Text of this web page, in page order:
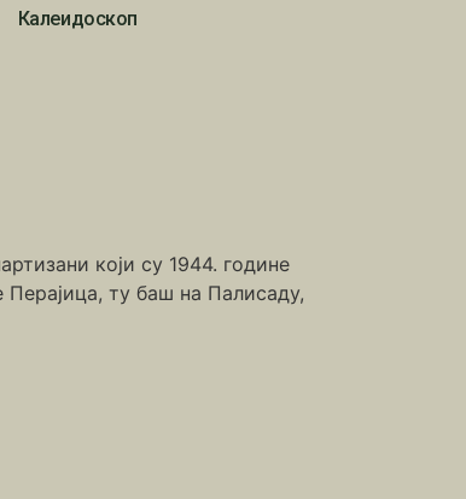
Калеидоскоп
који су 1944. године
ту баш на Палисаду,